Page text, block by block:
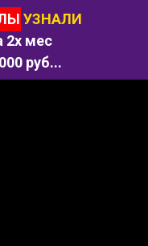
УЗНАЛИ
2х мес
руб...